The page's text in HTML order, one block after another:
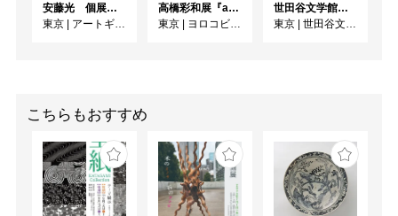
安藤光 個展『ドローイング細密画展2026』
東京
アートギャラリー絵の具箱
高橋彩和展『asobo』
東京
ヨロコビtoギャラリー
世田谷文学館コレクション展 没後30年 宇野千代展
東京
世田谷文学館
こちらもおすすめ